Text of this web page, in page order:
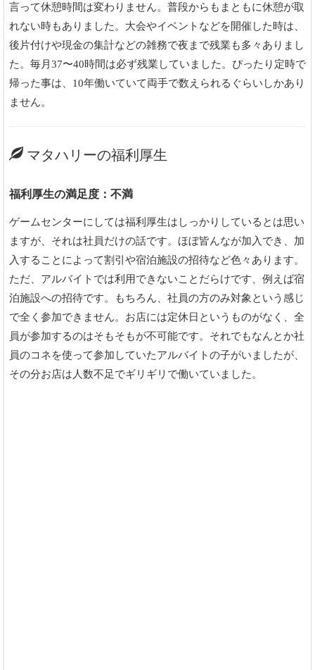
言って休憩時間は変わりません。普段からもまともに休憩が取
れない時もありました。大会やイベントなどを開催した時は、
後片付けや現金の集計などの雑務で夜まで残業も多々ありまし
た。毎月37〜40時間は必ず残業していました。ぴったり定時で
帰った事は、10年働いていて両手で数えられるぐらいしかあり
ません。
マタハリーの福利厚生
福利厚生の満足度：不満
ゲームセンターにしては福利厚生はしっかりしているとは思い
ますが、それは社員だけの話です。ほぼ皆んなが加入でき、加
入することによって割引や宿泊施設の招待など色々あります。
ただ、アルバイトでは利用できないことだらけです、例えば宿
泊施設への招待です。もちろん、社員の方のみ対象という感じ
で全く参加できません。お店には定休日というものがなく、全
員が参加するのはそもそもが不可能です。それでもなんとか社
員のコネを使って参加していたアルバイトの子がいましたが、
その分お店は人数不足でギリギリで働いていました。